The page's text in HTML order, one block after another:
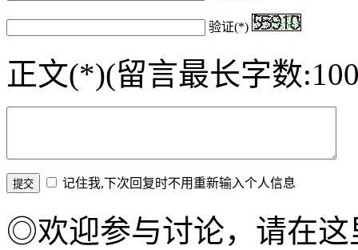
验证(*)
正文(*)(留言最长字数
记住我,下次回复时不用重新输入个人信息
◎欢迎参与讨论，请在这